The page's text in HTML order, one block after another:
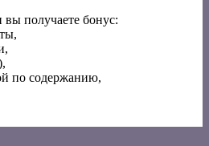
получаете бонус:
по содержанию,